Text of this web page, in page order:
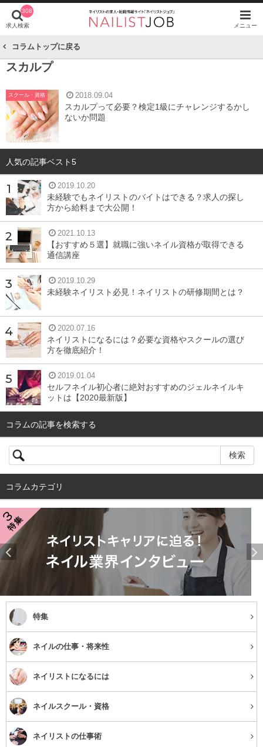
308
求人検索 メニュー
コラムトップに戻る
スカルプ
スクール・資格 2018.09.04
スカルプって必要？検定1級にチャレンジするかし
ないか問題
人気の記事ベスト5
2019.10.20
未経験でもネイリストのバイトはできる？求人の探し
方から給料まで大公開！
2021.10.13
【おすすめ５選】就職に強いネイル資格が取得できる
通信講座
2019.10.29
未経験ネイリスト必見！ネイリストの研修期間とは？
2020.07.16
ネイリストになるには？必要な資格やスクールの選び
方を徹底紹介！
2019.01.04
セルフネイル初心者に絶対おすすめのジェルネイルキ
ットは【2020最新版】
コラムの記事を検索する
コラムカテゴリ
特集
ネイルの仕事・将来性
ネイリストになるには
ネイルスクール・資格
ネイリストの仕事術